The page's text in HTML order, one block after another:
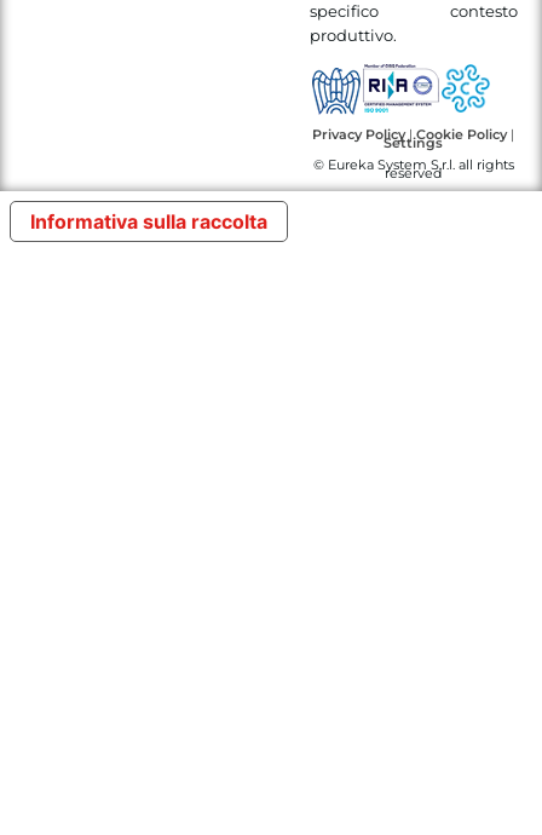
specifico contesto
produttivo.
Privacy Policy|Cookie Policy|
Settings
© Eureka System S.r.l. all rights
reserved
Informativa sulla raccolta